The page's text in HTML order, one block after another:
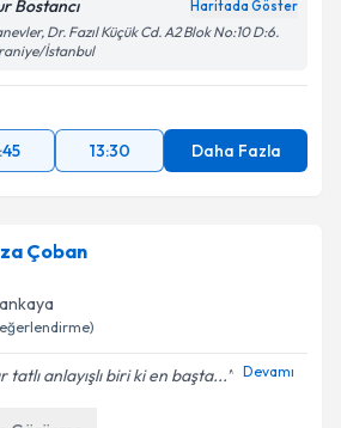
Bostancı Haritada Göster
Dr. Fazıl Küçük Cd. A2 Blok No:10 D:6.
İstanbul
13:30 Daha Fazla
Çoban
anlayışlı biri ki en başta... Devamı